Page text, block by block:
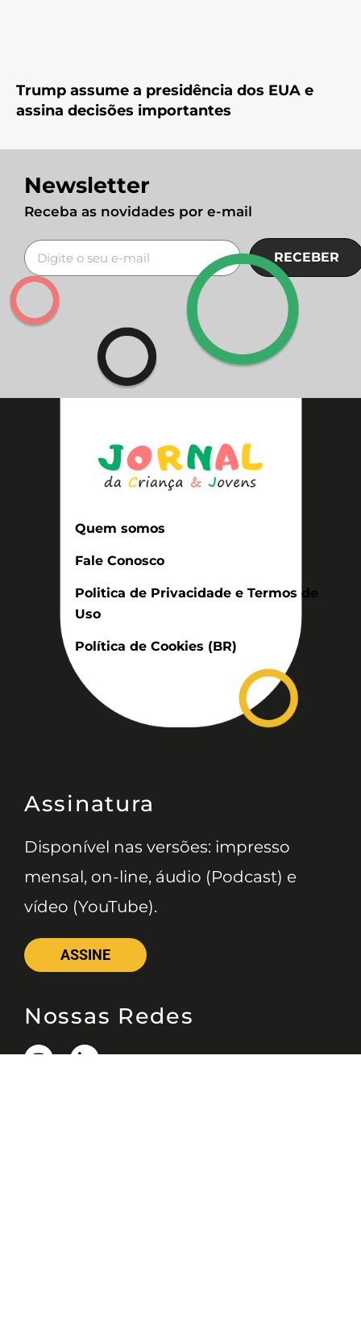
Trump assume a presidência dos EUA e
assina decisões importantes
Newsletter
Receba as novidades por e-mail
RECEBER
Quem somos
Fale Conosco
Politica de Privacidade e Termos de
Uso
Política de Cookies (BR)
Assinatura
Disponível nas versões: impresso
mensal, on-line, áudio (Podcast) e
vídeo (YouTube).
ASSINE
Nossas Redes